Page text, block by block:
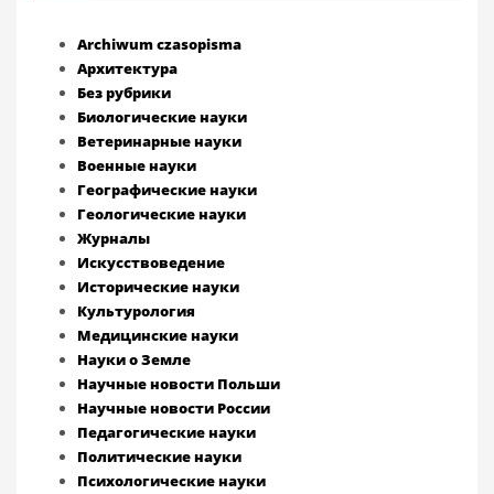
Archiwum czasopisma
Архитектура
Без рубрики
Биологические науки
Ветеринарные науки
Военные науки
Географические науки
Геологические науки
Журналы
Искусствоведение
Исторические науки
Культурология
Медицинские науки
Науки о Земле
Научные новости Польши
Научные новости России
Педагогические науки
Политические науки
Психологические науки